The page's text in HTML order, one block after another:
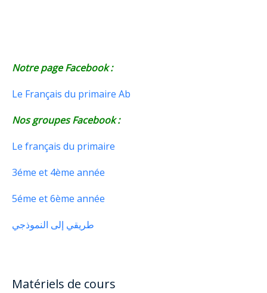
Notre page Facebook :
Le Français du primaire Ab
Nos groupes Facebook :
Le français du primaire
3éme et 4ème année
5éme et 6ème année
طريقي إلى النموذجي
Matériels de cours